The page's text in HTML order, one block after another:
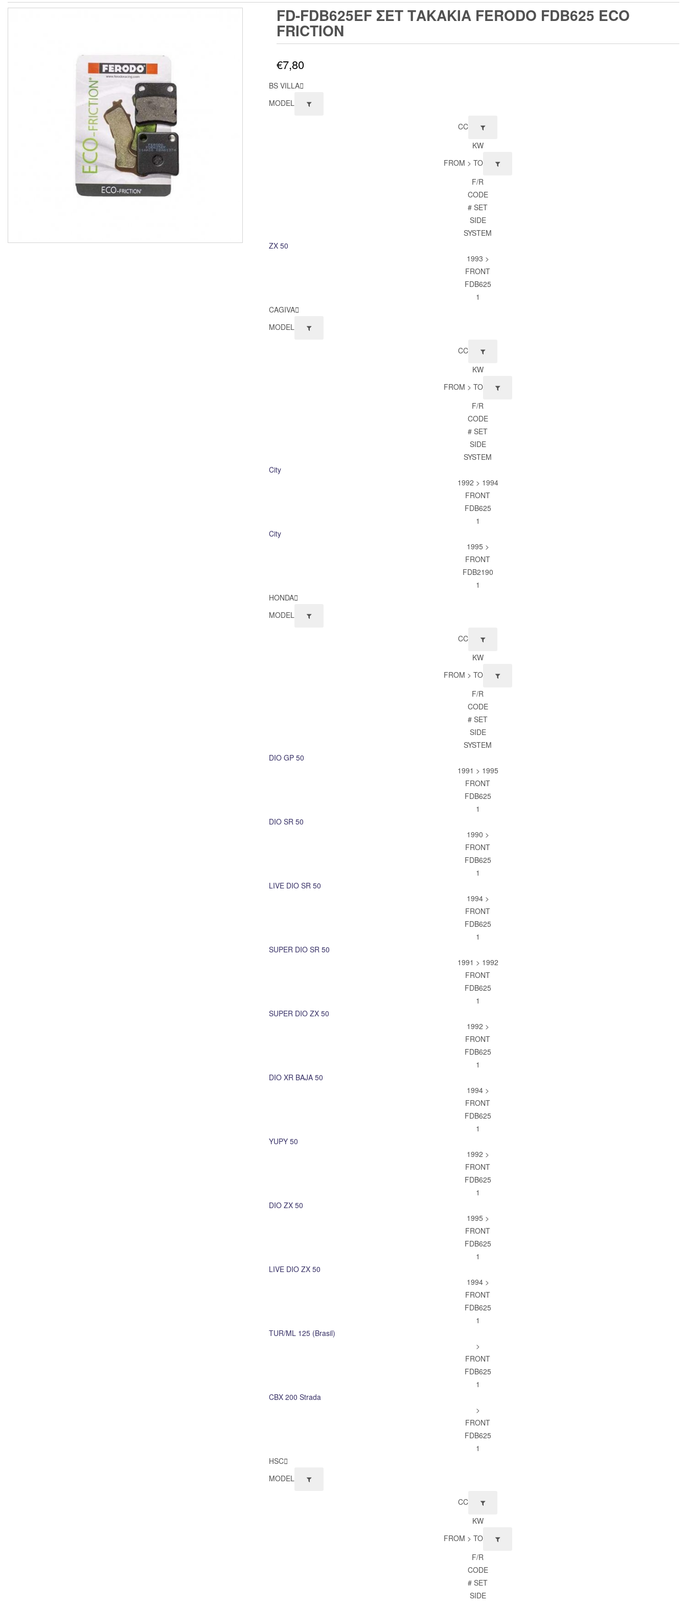
FD-FDB625EF ΣΕΤ ΤΑΚΑΚΙΑ FERODO FDB625 ECO
FRICTION
€7,80
BS VILLA
MODEL
CC
KW
FROM > TO
F/R
CODE
# SET
SIDE
SYSTEM
ZX 50
1993 >
FRONT
FDB625
1
CAGIVA
MODEL
CC
KW
FROM > TO
F/R
CODE
# SET
SIDE
SYSTEM
City
1992 > 1994
FRONT
FDB625
1
City
1995 >
FRONT
FDB2190
1
HONDA
MODEL
CC
KW
FROM > TO
F/R
CODE
# SET
SIDE
SYSTEM
DIO GP 50
1991 > 1995
FRONT
FDB625
1
DIO SR 50
1990 >
FRONT
FDB625
1
LIVE DIO SR 50
1994 >
FRONT
FDB625
1
SUPER DIO SR 50
1991 > 1992
FRONT
FDB625
1
SUPER DIO ZX 50
1992 >
FRONT
FDB625
1
DIO XR BAJA 50
1994 >
FRONT
FDB625
1
YUPY 50
1992 >
FRONT
FDB625
1
DIO ZX 50
1995 >
FRONT
FDB625
1
LIVE DIO ZX 50
1994 >
FRONT
FDB625
1
TUR/ML 125 (Brasil)
>
FRONT
FDB625
1
CBX 200 Strada
>
FRONT
FDB625
1
HSC
MODEL
CC
KW
FROM > TO
F/R
CODE
# SET
SIDE